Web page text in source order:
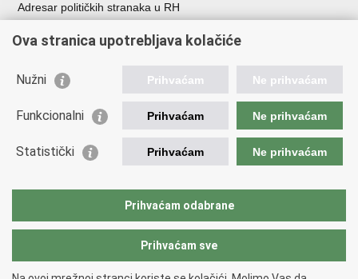
Adresar političkih stranaka u RH
Besplatni telefoni javne uprave
Važne poveznice
Vlada Republike Hrvatske
Europska komisija
Taxation and Customs Union
Ova stranica upotrebljava kolačiće
Nužni Prihvaćam Ne prihvaćam
Funkcionalni Prihvaćam Ne prihvaćam
Statistički Prihvaćam Ne prihvaćam
Prihvaćam odabrane
Prihvaćam sve